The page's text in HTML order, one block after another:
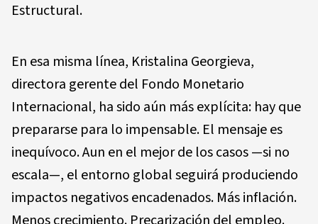
Estructural.
En esa misma línea, Kristalina Georgieva,
directora gerente del Fondo Monetario
Internacional, ha sido aún más explícita: hay que
prepararse para lo impensable. El mensaje es
inequívoco. Aun en el mejor de los casos —si no
escala—, el entorno global seguirá produciendo
impactos negativos encadenados. Más inflación.